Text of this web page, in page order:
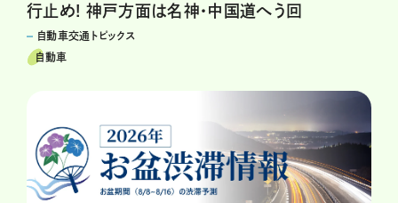
行止め! 神戸方面は名神・中国道へう回
自動車交通トピックス
自動車